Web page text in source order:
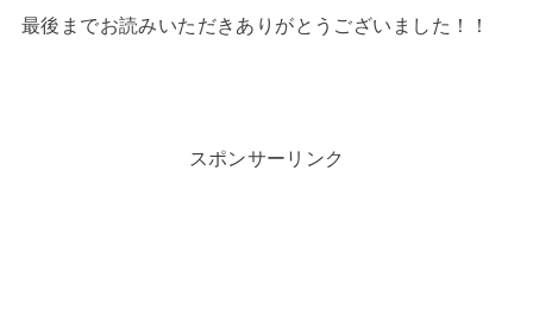
最後までお読みいただきありがとうございました！！
スポンサーリンク